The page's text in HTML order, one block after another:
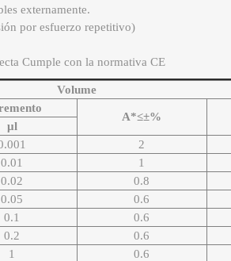
externamente.
por esfuerzo repetitivo)
Cumple con la normativa CE
Volume
A*≤±%
μl
2
0.01 1
0.02 0.8
0.05 0.6
0.1 0.6
0.2 0.6
1 0.6